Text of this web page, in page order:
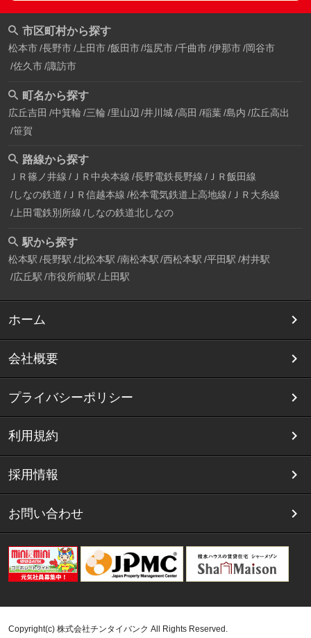
市区町村から探す
松本市 長野市 上田市 飯田市 塩尻市 千曲市 伊那市 岡谷市
佐久市 諏訪市
町名から探す
広丘吉田 中箕輪 三輪 里山辺 井川城 高田 稲葉 島内 広丘高出
笹賀
路線から探す
ＪＲ篠ノ井線 ＪＲ中央本線 長野電鉄長野線 ＪＲ飯田線
しなの鉄道 ＪＲ信越本線 松本電気鉄道上高地線
ＪＲ大糸線
上田電鉄別所線 しなの鉄道北しなの
駅から探す
松本駅 長野駅 北松本駅 南松本駅 西松本駅 平田駅 村井駅
広丘駅 市役所前駅 上田駅
ホーム
会社概要
プライバシーポリシー
利用規約
採用情報
お問い合わせ
Copyright(c) 株式会社チンタイバンク All Rights Reserved.